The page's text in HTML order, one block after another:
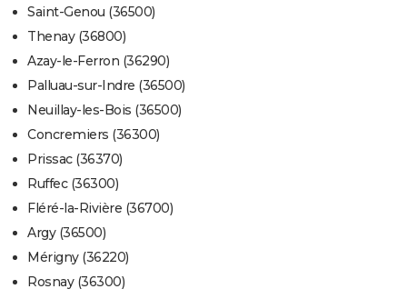
Saint-Genou (36500)
Thenay (36800)
Azay-le-Ferron (36290)
Palluau-sur-Indre (36500)
Neuillay-les-Bois (36500)
Concremiers (36300)
Prissac (36370)
Ruffec (36300)
Fléré-la-Rivière (36700)
Argy (36500)
Mérigny (36220)
Rosnay (36300)